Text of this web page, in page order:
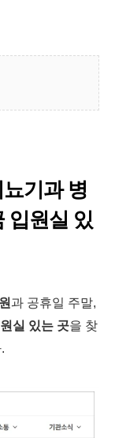
기과 병
입원실 있
과 공휴일 주말,
실 있는 곳을 찾